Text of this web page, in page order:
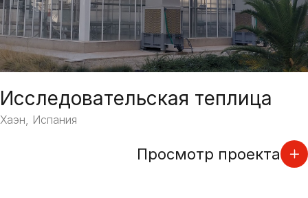
Исследовательская теплица
Хаэн, Испания
Просмотр проекта